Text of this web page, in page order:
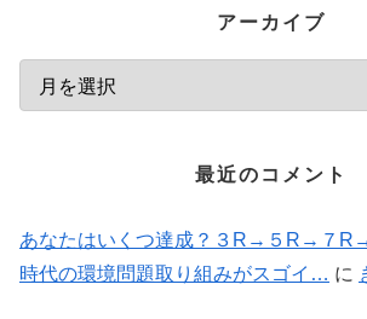
アーカイブ
最近のコメント
あなたはいくつ達成？３R→５R→７
時代の環境問題取り組みがスゴイ… に